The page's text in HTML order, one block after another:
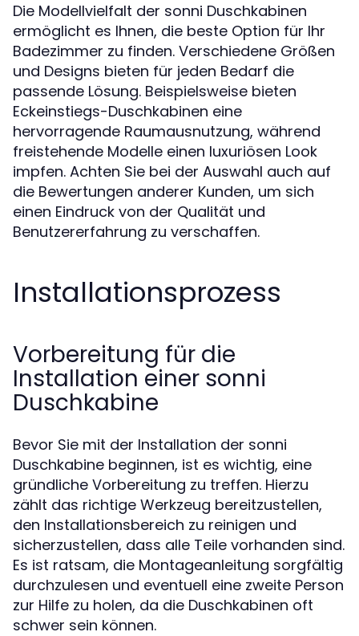
Die Modellvielfalt der sonni Duschkabinen
ermöglicht es Ihnen, die beste Option für Ihr
Badezimmer zu finden. Verschiedene Größen
und Designs bieten für jeden Bedarf die
passende Lösung. Beispielsweise bieten
Eckeinstiegs-Duschkabinen eine
hervorragende Raumausnutzung, während
freistehende Modelle einen luxuriösen Look
impfen. Achten Sie bei der Auswahl auch auf
die Bewertungen anderer Kunden, um sich
einen Eindruck von der Qualität und
Benutzererfahrung zu verschaffen.
Installationsprozess
Vorbereitung für die
Installation einer sonni
Duschkabine
Bevor Sie mit der Installation der sonni
Duschkabine beginnen, ist es wichtig, eine
gründliche Vorbereitung zu treffen. Hierzu
zählt das richtige Werkzeug bereitzustellen,
den Installationsbereich zu reinigen und
sicherzustellen, dass alle Teile vorhanden sind.
Es ist ratsam, die Montageanleitung sorgfältig
durchzulesen und eventuell eine zweite Person
zur Hilfe zu holen, da die Duschkabinen oft
schwer sein können.